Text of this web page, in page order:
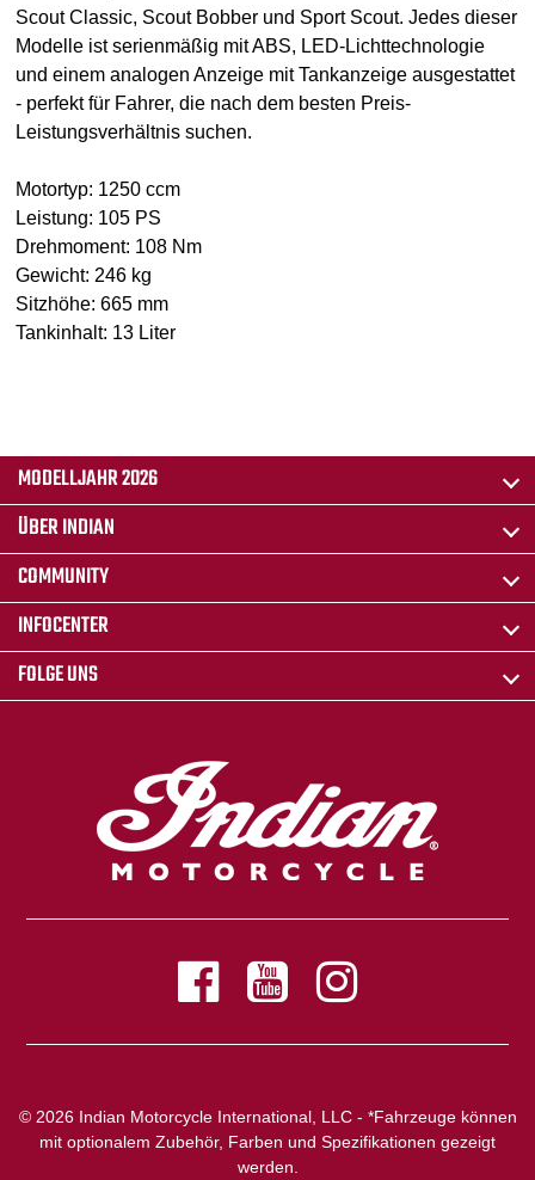
Scout Classic, Scout Bobber und Sport Scout. Jedes dieser
Modelle ist serienmäßig mit ABS, LED-Lichttechnologie
und einem analogen Anzeige mit Tankanzeige ausgestattet
- perfekt für Fahrer, die nach dem besten Preis-
Leistungsverhältnis suchen.
Motortyp: 1250 ccm
Leistung: 105 PS
Drehmoment: 108 Nm
Gewicht: 246 kg
Sitzhöhe: 665 mm
Tankinhalt: 13 Liter
MODELLJAHR 2026
ÜBER INDIAN
COMMUNITY
INFOCENTER
FOLGE UNS
© 2026 Indian Motorcycle International, LLC - *Fahrzeuge können
mit optionalem Zubehör, Farben und Spezifikationen gezeigt
werden.